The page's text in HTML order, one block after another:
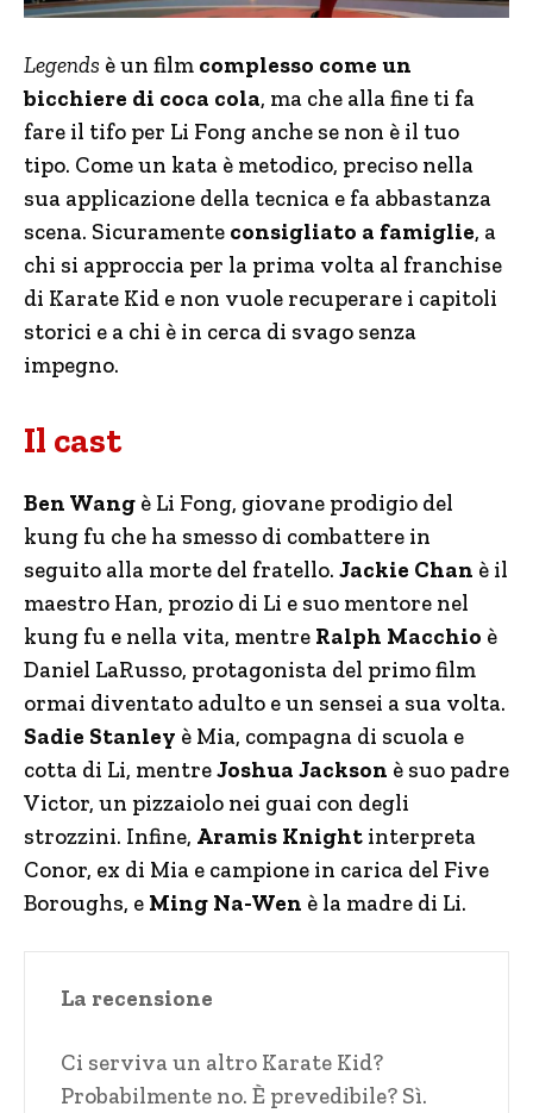
Legends è un film complesso come un
bicchiere di coca cola, ma che alla fine ti fa
fare il tifo per Li Fong anche se non è il tuo
tipo. Come un kata è metodico, preciso nella
sua applicazione della tecnica e fa abbastanza
scena. Sicuramente consigliato a famiglie, a
chi si approccia per la prima volta al franchise
di Karate Kid e non vuole recuperare i capitoli
storici e a chi è in cerca di svago senza
impegno.
Il cast
Ben Wang è Li Fong, giovane prodigio del
kung fu che ha smesso di combattere in
seguito alla morte del fratello. Jackie Chan è il
maestro Han, prozio di Li e suo mentore nel
kung fu e nella vita, mentre Ralph Macchio è
Daniel LaRusso, protagonista del primo film
ormai diventato adulto e un sensei a sua volta.
Sadie Stanley è Mia, compagna di scuola e
cotta di Li, mentreJoshua Jackson è suo padre
Victor, un pizzaiolo nei guai con degli
strozzini. Infine, Aramis Knight interpreta
Conor, ex di Mia e campione in carica del Five
Boroughs, e Ming Na-Wen è la madre di Li.
La recensione
Ci serviva un altro Karate Kid?
Probabilmente no. È prevedibile? Sì.